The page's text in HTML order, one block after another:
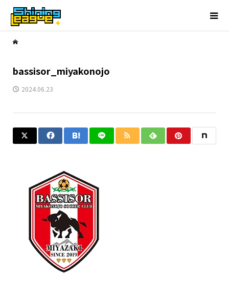
bassisor_miyakonojo
2024.06.23